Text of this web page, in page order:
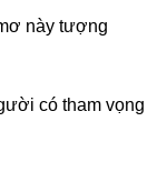
này tượng
có tham vọng